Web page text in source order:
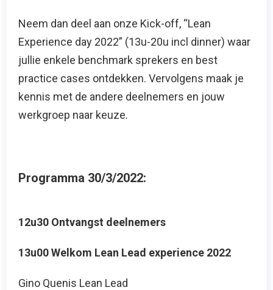
Neem dan deel aan onze Kick-off, “Lean
Experience day 2022” (13u-20u incl dinner) waar
jullie enkele benchmark sprekers en best
practice cases ontdekken. Vervolgens maak je
kennis met de andere deelnemers en jouw
werkgroep naar keuze.
Programma 30/3/2022:
12u30 Ontvangst deelnemers
13u00 Welkom Lean Lead experience 2022
Gino Quenis Lean Lead